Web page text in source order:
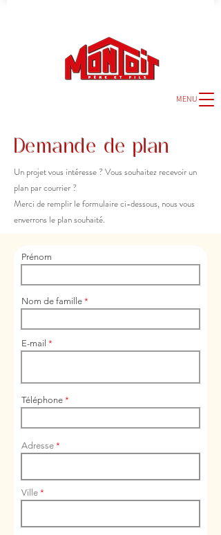
MENU
Demande de plan
Un projet vous intéresse ? Vous souhaitez recevoir un
plan par courrier ?
Merci de remplir le formulaire ci-dessous, nous vous
enverrons le plan souhaité.
Prénom
Nom de famille
E-mail
Téléphone
Adresse
Ville